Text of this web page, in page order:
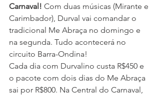
Carnaval! Com duas músicas (Mirante e
Carimbador), Durval vai comandar o
tradicional Me Abraça no domingo e
na segunda. Tudo acontecerá no
circuito Barra-Ondina!
Cada dia com Durvalino custa R$450 e
o pacote com dois dias do Me Abraça
sai por R$800. Na Central do Carnaval,